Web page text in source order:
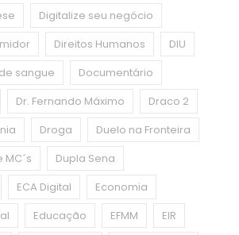
Digitalize seu negócio
Direitos Humanos
DIU
sangue
Documentário
Dr. Fernando Máximo
Draco 2
Droga
Duelo na Fronteira
Dupla Sena
ECA Digital
Economia
Educação EFMM
EIR